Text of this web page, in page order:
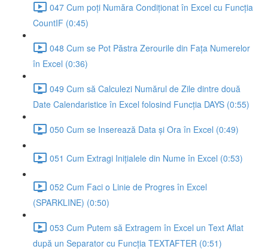
047 Cum poți Număra Condiționat în Excel cu Funcția
CountIF (0:45)
048 Cum se Pot Păstra Zerourile din Fața Numerelor
în Excel (0:36)
049 Cum să Calculezi Numărul de Zile dintre două
Date Calendaristice în Excel folosind Funcția DAYS (0:55)
050 Cum se Inserează Data și Ora în Excel (0:49)
051 Cum Extragi Inițialele din Nume în Excel (0:53)
052 Cum Faci o Linie de Progres în Excel
(SPARKLINE) (0:50)
053 Cum Putem să Extragem în Excel un Text Aflat
după un Separator cu Funcția TEXTAFTER (0:51)